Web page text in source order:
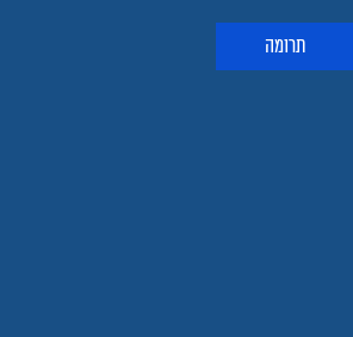
תרומה